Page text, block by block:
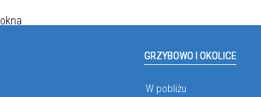
GRZYBOWO I OKOLICE
W pobliżu